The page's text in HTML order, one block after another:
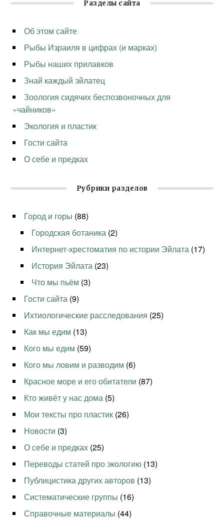
Разделы сайта
Об этом сайте
Рыбы Израиля в цифрах (и марках)
Рыбы наших прилавков
Знай каждый эйлатец
Зоология сидячих беспозвоночных для
«чайников»
Экология и пластик
Гости сайта
О себе и предках
Рубрики разделов
Город и горы (88)
Городская ботаника (2)
Интернет-хрестоматия по истории Эйлата (17)
История Эйлата (23)
Что мы пьём (3)
Гости сайта (9)
Ихтиологические расследования (25)
Как мы едим (13)
Кого мы едим (59)
Кого мы ловим и разводим (6)
Красное море и его обитатели (87)
Кто живёт у нас дома (5)
Мои тексты про пластик (26)
Новости (3)
О себе и предках (25)
Переводы статей про экологию (13)
Публицистика других авторов (13)
Систематические группы (16)
Справочные материалы (44)